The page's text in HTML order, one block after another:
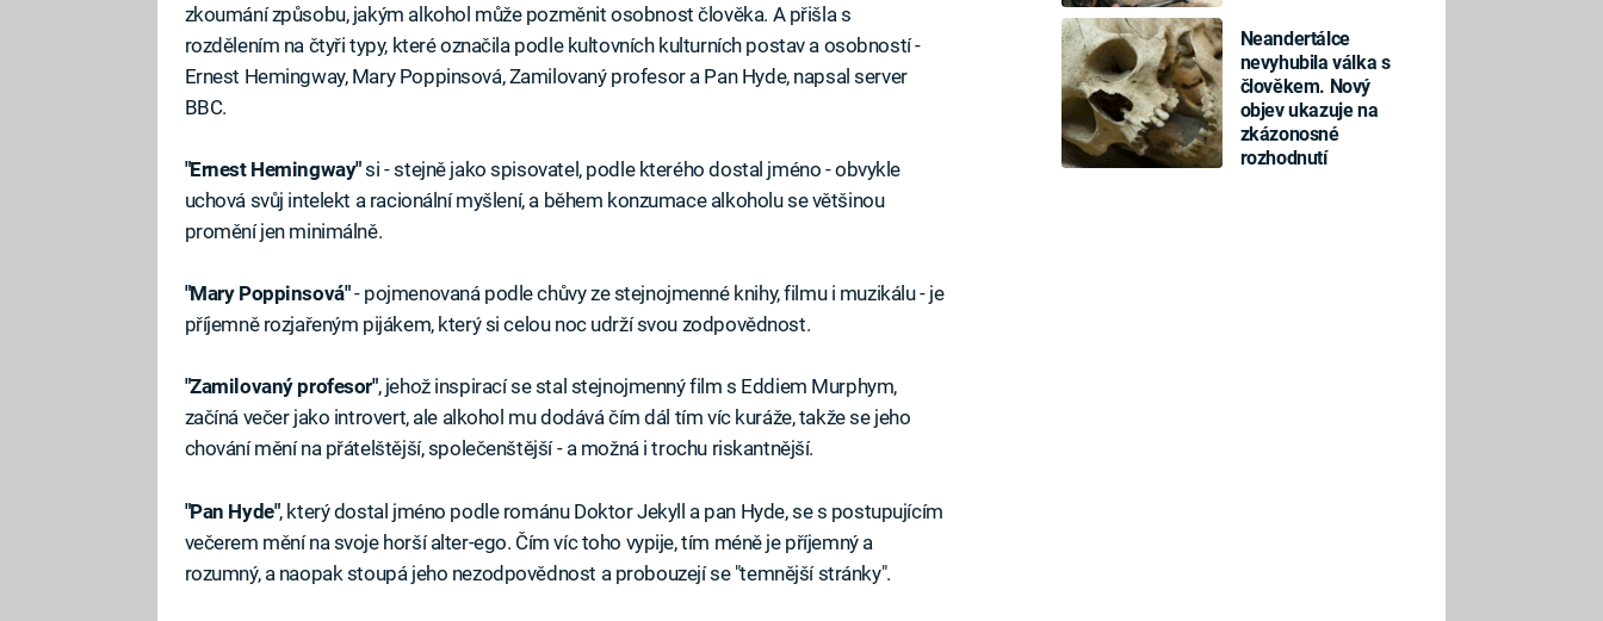
Neandertálce
nevyhubila válka s
člověkem. Nový
objev ukazuje na
zkázonosné
rozhodnutí
zkoumání způsobu, jakým alkohol může pozměnit osobnost člověka. A přišla s
rozdělením na čtyři typy, které označila podle kultovních kulturních postav a osobností -
Ernest Hemingway, Mary Poppinsová, Zamilovaný profesor a Pan Hyde, napsal server
BBC.
"Ernest Hemingway"si - stejně jako spisovatel, podle kterého dostal jméno - obvykle
uchová svůj intelekt a racionální myšlení, a během konzumace alkoholu se většinou
promění jen minimálně.
"Mary Poppinsová"- pojmenovaná podle chůvy ze stejnojmenné knihy, filmu i muzikálu - je
příjemně rozjařeným pijákem, který si celou noc udrží svou zodpovědnost.
"Zamilovaný profesor", jehož inspirací se stal stejnojmenný film s Eddiem Murphym,
začíná večer jako introvert, ale alkohol mu dodává čím dál tím víc kuráže, takže se jeho
chování mění na přátelštější, společenštější - a možná i trochu riskantnější.
"Pan Hyde", který dostal jméno podle románu Doktor Jekyll a pan Hyde, se s postupujícím
večerem mění na svoje horší alter-ego. Čím víc toho vypije, tím méně je příjemný a
rozumný, a naopak stoupá jeho nezodpovědnost a probouzejí se "temnější stránky".